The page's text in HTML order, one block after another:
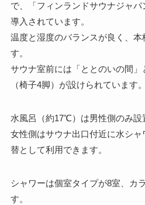
で、「フィンランドサウナジャ
導入されています。
温度と湿度のバランスが良く、
す。
サウナ室前には「ととのいの間
（椅子4脚）が設けられています。
水風呂（約17℃）は男性側のみ設
女性側はサウナ出口付近に水シ
替として利用できます。
シャワーは個室タイプが8室、カ
す。